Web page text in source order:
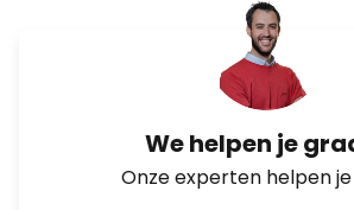
We helpen je
Onze experten helpen